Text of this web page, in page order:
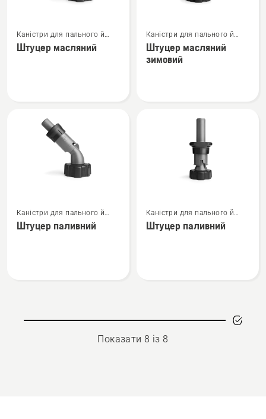
більше
деталей
Каністри для пального й
заправне обладнання
Штуцер масляний
більше
деталей
про
Каністри для пального й
заправне обладнання
Штуцер масляний
зимовий
більше
деталей
Каністри для пального й
заправне обладнання
Штуцер паливний
більше
деталей
Каністри для пального й
заправне обладнання
Штуцер паливний
Показати 8 із 8